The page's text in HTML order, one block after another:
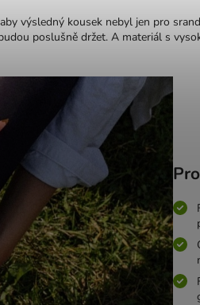
výsledný kousek nebyl jen pro
poslušně držet. A materiál s